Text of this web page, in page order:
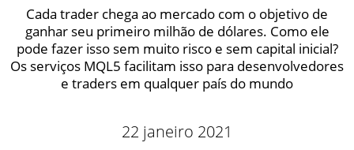
Cada trader chega ao mercado com o objetivo de
ganhar seu primeiro milhão de dólares. Como ele
pode fazer isso sem muito risco e sem capital inicial?
Os serviços MQL5 facilitam isso para desenvolvedores
e traders em qualquer país do mundo
22 janeiro 2021